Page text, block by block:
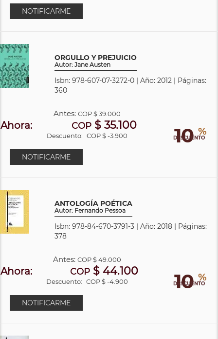
NOTIFICARME
ORGULLO Y PREJUICIO
Autor: Jane Austen
Isbn: 978-607-07-3272-0 | Año: 2012 | Páginas:
360
10 %
DESCUENTO
Antes:COP$ 39.000
Ahora: COP $ 35.100
Descuento: COP $ -3.900
NOTIFICARME
ANTOLOGÍA POÉTICA
Autor: Fernando Pessoa
Isbn: 978-84-670-3791-3 | Año: 2018 | Páginas:
378
10 %
DESCUENTO
Antes:COP$ 49.000
Ahora: COP $ 44.100
Descuento: COP $ -4.900
NOTIFICARME